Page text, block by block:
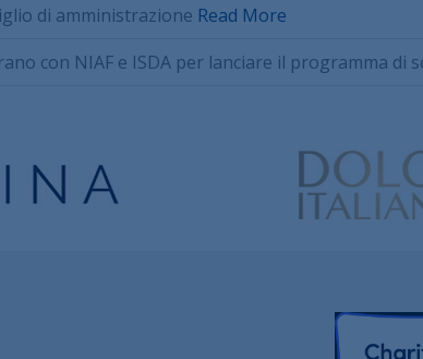
di amministrazione Read More
con NIAF e ISDA per lanciare il programma di